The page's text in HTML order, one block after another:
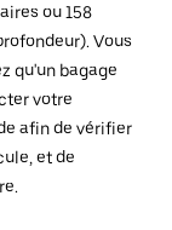
ou 158
Vous
qu'un bagage
votre
afin de vérifier
et de